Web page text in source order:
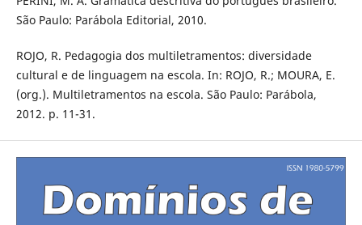
São Paulo: Parábola Editorial, 2010.
ROJO, R. Pedagogia dos multiletramentos: diversidade
cultural e de linguagem na escola. In: ROJO, R.; MOURA, E.
(org.). Multiletramentos na escola. São Paulo: Parábola,
2012. p. 11-31.